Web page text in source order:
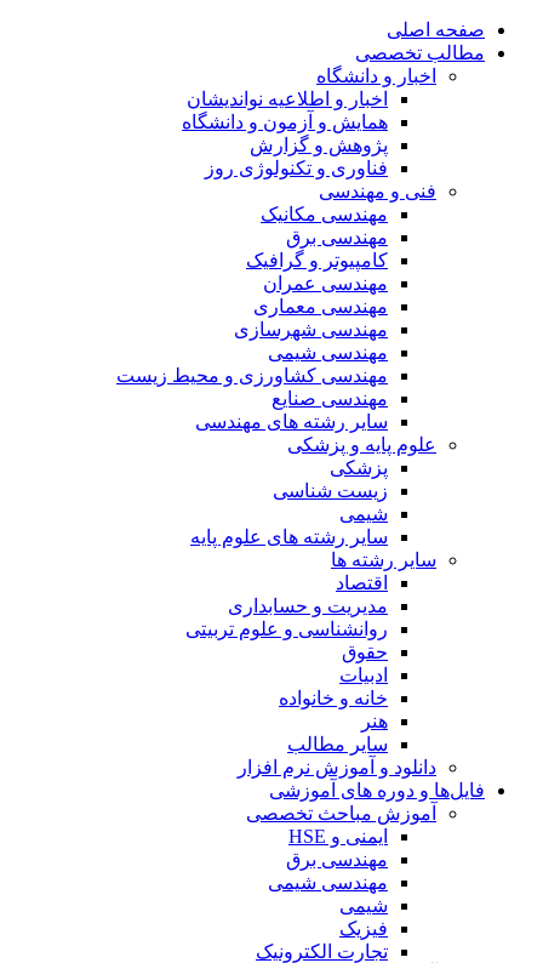
صفحه اصلی
مطالب تخصصی
اخبار و دانشگاه
اخبار و اطلاعیه نواندیشان
همایش و آزمون و دانشگاه
پژوهش و گزارش
فناوری و تکنولوژی روز
فنی و مهندسی
مهندسی مکانیک
مهندسی برق
کامپیوتر و گرافیک
مهندسی عمران
مهندسی معماری
مهندسی شهرسازی
مهندسی شیمی
مهندسی کشاورزی و محیط زیست
مهندسی صنایع
سایر رشته های مهندسی
علوم پایه و پزشکی
پزشکی
زیست شناسی
شیمی
سایر رشته های علوم پایه
سایر رشته ها
اقتصاد
مدیریت و حسابداری
روانشناسی و علوم تربیتی
حقوق
ادبیات
خانه و خانواده
هنر
سایر مطالب
دانلود و آموزش نرم افزار
فایل‌ها و دوره های آموزشی
آموزش مباحث تخصصی
ایمنی و HSE
مهندسی برق
مهندسی شیمی
شیمی
فیزیک
تجارت الکترونیک